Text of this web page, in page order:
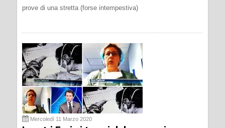
prove di una stretta (forse intempestiva)
Mercoledì 11 Marzo 2020